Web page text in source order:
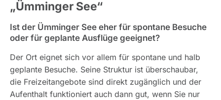
„Ümminger See“
Ist der Ümminger See eher für spontane Besuche
oder für geplante Ausflüge geeignet?
Der Ort eignet sich vor allem für spontane und halb
geplante Besuche. Seine Struktur ist überschaubar,
die Freizeitangebote sind direkt zugänglich und der
Aufenthalt funktioniert auch dann gut, wenn Sie nur